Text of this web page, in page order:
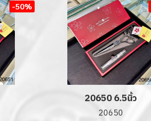
-50%
20650 6.5นิ้ว
20650